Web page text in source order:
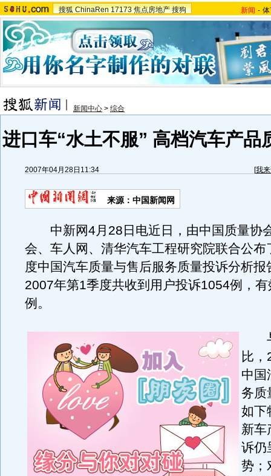
搜狐 ChinaRen 17173 焦点房地产 搜狗 新闻 -
新闻中心 > 综合
进口车“水土不服” 高档汽车产品
2007年04月28日11:34 [我
来源：中国新闻网
中新网4月28日电近日，由中国质量协
会、车人网、清华汽车工程研究院联合公
度中国汽车质量与售后服务质量投诉分析报
2007年第1季度共收到用户投诉1054例，
例。
与
比
中国
务质
如下
新车
诉仍
势；